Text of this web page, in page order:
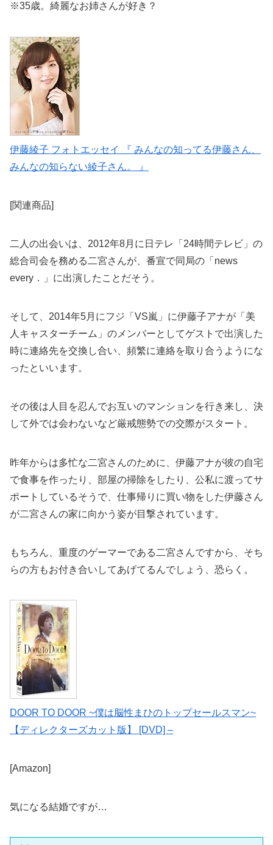
※35歳。綺麗なお姉さんが好き？
伊藤綾子 フォトエッセイ 『 みんなの知ってる伊藤さん、
みんなの知らない綾子さん。 』
[関連商品]
二人の出会いは、2012年8月に日テレ「24時間テレビ」の
総合司会を務める二宮さんが、番宣で同局の「news
every．」に出演したことだそう。
そして、2014年5月にフジ「VS嵐」に伊藤子アナが「美
人キャスターチーム」のメンバーとしてゲストで出演した
時に連絡先を交換し合い、頻繁に連絡を取り合うようにな
ったといいます。
その後は人目を忍んでお互いのマンションを行き来し、決
して外では会わないなど厳戒態勢での交際がスタート。
昨年からは多忙な二宮さんのために、伊藤アナが彼の自宅
で食事を作ったり、部屋の掃除をしたり、公私に渡ってサ
ポートしているそうで、仕事帰りに買い物をした伊藤さん
が二宮さんの家に向かう姿が目撃されています。
もちろん、重度のゲーマーである二宮さんですから、そち
らの方もお付き合いしてあげてるんでしょう、恐らく。
DOOR TO DOOR ~僕は脳性まひのトップセールスマン~
【ディレクターズカット版】 [DVD] –
[Amazon]
気になる結婚ですが…